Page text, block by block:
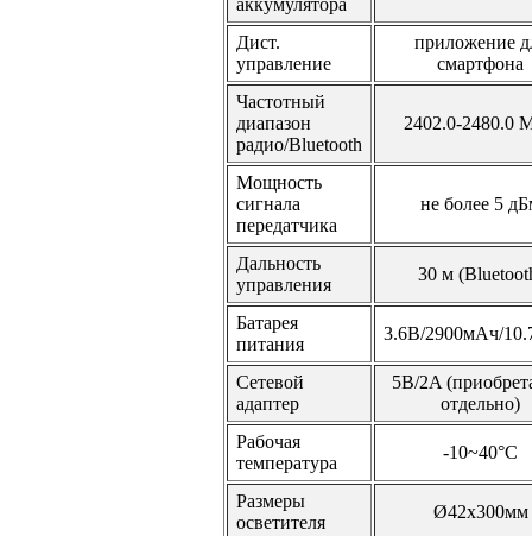
аккумулятора
Дист.
управление
приложение
смартфона
Частотный
диапазон
радио/Bluetooth
2402.0-2480.0
Мощность
сигнала
передатчика
не более 5
Дальность
управления
30 м
Батарея
питания
3.6В/2900мАч/
Сетевой
адаптер
5В/2A
отдельно)
Рабочая
температура
-10~40°C
Размеры
осветителя
Ø42х300мм